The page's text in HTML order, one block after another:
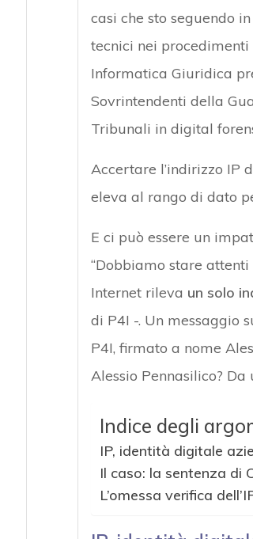
casi che sto seguendo
tecnici nei procedimenti
Informatica Giuridica
Sovrintendenti della
Tribunali in digital
Accertare l’indirizzo IP
eleva al rango di dato
E ci può essere un
“Dobbiamo stare
Internet rileva un solo
di P4I -. Un messaggio
P4I, firmato a nome
Alessio Pennasilico?
Indice degli
IP, identità digitale
Il caso: la sentenza di
L’omessa verifica